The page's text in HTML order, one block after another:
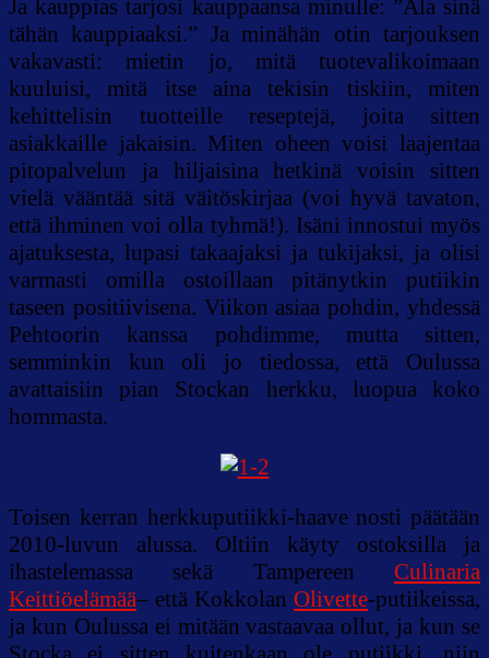
Ja kauppias tarjosi kauppaansa minulle: ”Ala sinä
tähän kauppiaaksi.” Ja minähän otin tarjouksen
vakavasti: mietin jo, mitä tuotevalikoimaan
kuuluisi, mitä itse aina tekisin tiskiin, miten
kehittelisin tuotteille reseptejä, joita sitten
asiakkaille jakaisin. Miten oheen voisi laajentaa
pitopalvelun ja hiljaisina hetkinä voisin sitten
vielä vääntää sitä väitöskirjaa (voi hyvä tavaton,
että ihminen voi olla tyhmä!). Isäni innostui myös
ajatuksesta, lupasi takaajaksi ja tukijaksi, ja olisi
varmasti omilla ostoillaan pitänytkin putiikin
taseen positiivisena. Viikon asiaa pohdin, yhdessä
Pehtoorin kanssa pohdimme, mutta sitten,
semminkin kun oli jo tiedossa, että Oulussa
avattaisiin pian Stockan herkku, luopua koko
hommasta.
Toisen kerran herkkuputiikki-haave nosti päätään
2010-luvun alussa. Oltiin käyty ostoksilla ja
ihastelemassa sekä Tampereen Culinaria
Keittiöelämää– että Kokkolan Olivette-putiikeissa,
ja kun Oulussa ei mitään vastaavaa ollut, ja kun se